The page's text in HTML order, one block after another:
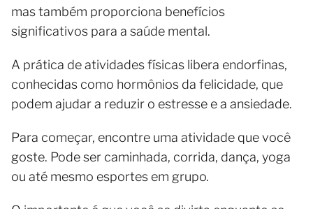
mas também proporciona benefícios
significativos para a saúde mental.
A prática de atividades físicas libera endorfinas,
conhecidas como hormônios da felicidade, que
podem ajudar a reduzir o estresse e a ansiedade.
Para começar, encontre uma atividade que você
goste. Pode ser caminhada, corrida, dança, yoga
ou até mesmo esportes em grupo.